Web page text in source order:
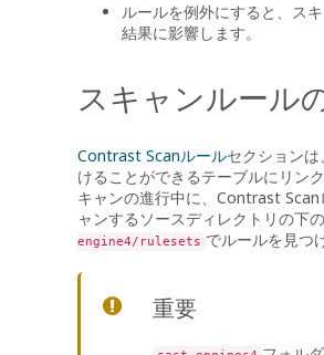
ルールを例外にすると、ス
結果に影響します。
スキャンルール
Contrast Scanルールセクション
けることができるテーブルにリン
キャンの進行中に、Contrast
ャンするソースディレクトリの下の
engine4/rulesets でルールを見つ
重要